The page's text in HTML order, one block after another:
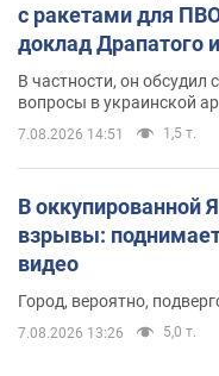
с ракетами для
доклад Драпатого
В частности, он
вопросы в украинской
7.08.2026 14:51 1,5 т.
В оккупированной
взрывы:
видео
Город, вероятно,
7.08.2026 13:26 5,0 т.